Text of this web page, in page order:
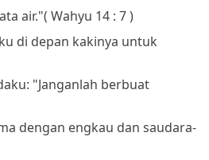
air."( Wahyu 14 : 7 )
di depan kakinya untuk
"Janganlah berbuat
dengan engkau dan saudara-